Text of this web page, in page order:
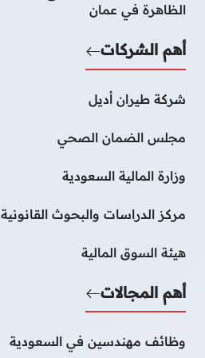
الظاهرة في عمان
أهم الشركات
شركة طيران أديل
مجلس الضمان الصحي
وزارة المالية السعودية
مركز الدراسات والبحوث القانونية
هيئة السوق المالية
أهم المجالات
وظائف مهندسين في السعودية